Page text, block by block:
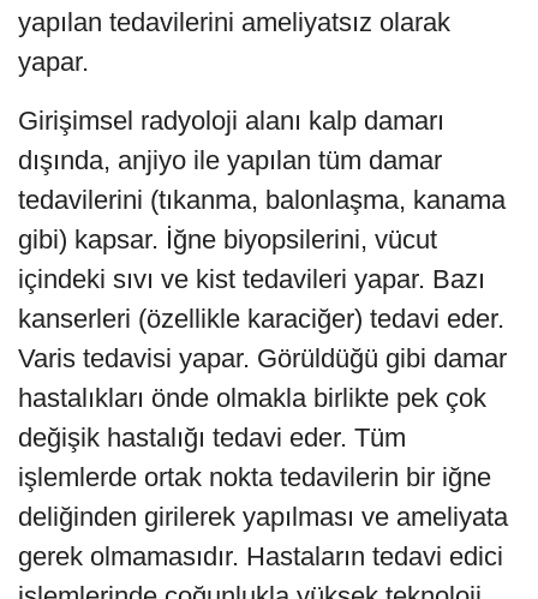
yapılan tedavilerini ameliyatsız olarak
yapar.
Girişimsel radyoloji alanı kalp damarı
dışında, anjiyo ile yapılan tüm damar
tedavilerini (tıkanma, balonlaşma, kanama
gibi) kapsar. İğne biyopsilerini, vücut
içindeki sıvı ve kist tedavileri yapar. Bazı
kanserleri (özellikle karaciğer) tedavi eder.
Varis tedavisi yapar. Görüldüğü gibi damar
hastalıkları önde olmakla birlikte pek çok
değişik hastalığı tedavi eder. Tüm
işlemlerde ortak nokta tedavilerin bir iğne
deliğinden girilerek yapılması ve ameliyata
gerek olmamasıdır. Hastaların tedavi edici